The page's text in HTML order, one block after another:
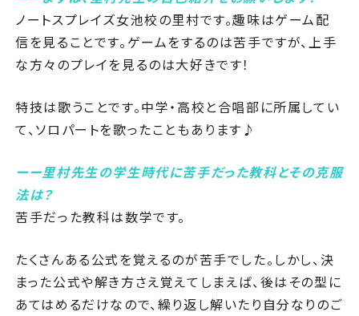
ノートスプレイズ女池校の里村です。趣味はゲーム配
信を見ることです。ゲームをするのは苦手ですが、上手
な方々のプレイを見るのは大好きです！
特技は歌うことです。中学・高校と合唱部に所属してい
て、ソロパートを歌ったこともあります♪
ーー里村先生の学生時代に苦手だった教科とその克服
法は？
苦手だった教科は数学です。
たくさんある公式を覚えるのが苦手でした。しかし、決
まった公式や解き方さえ覚えてしまえば、後はその型に
あてはめるだけなので、繰り返し解いたり自分なりのご